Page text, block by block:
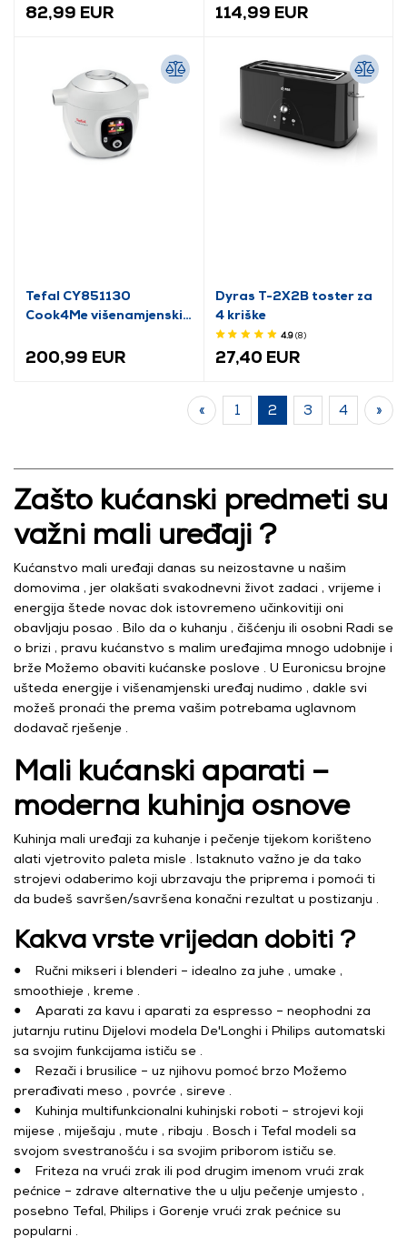
82,99 EUR 114,99 EUR
Tefal CY851130
Cook4Me višenamjenski
200,99 EUR
Dyras T-2X2B toster za
4 kriške
4.9(8)
27,40 EUR
« 1 2 3 4 »
Zašto kućanski predmeti su
važni mali uređaji ?
Kućanstvo mali uređaji danas su neizostavne u našim
domovima , jer olakšati svakodnevni život zadaci , vrijeme i
energija štede novac dok istovremeno učinkovitiji oni
obavljaju posao . Bilo da o kuhanju , čišćenju ili osobni Radi se
o brizi , pravu kućanstvo s malim uređajima mnogo udobnije i
brže Možemo obaviti kućanske poslove . U Euronicsu brojne
ušteda energije i višenamjenski uređaj nudimo , dakle svi
možeš pronaći the prema vašim potrebama uglavnom
dodavač rješenje .
Mali kućanski aparati –
moderna kuhinja osnove
Kuhinja mali uređaji za kuhanje i pečenje tijekom korišteno
alati vjetrovito paleta misle . Istaknuto važno je da tako
strojevi odaberimo koji ubrzavaju the priprema i pomoći ti
da budeš savršen/savršena konačni rezultat u postizanju .
Kakva vrste vrijedan dobiti ?
● Ručni mikseri i blenderi – idealno za juhe , umake ,
smoothieje , kreme .
● Aparati za kavu i aparati za espresso – neophodni za
jutarnju rutinu Dijelovi modela De'Longhi i Philips automatski
sa svojim funkcijama ističu se .
● Rezači i brusilice – uz njihovu pomoć brzo Možemo
prerađivati meso , povrće , sireve .
● Kuhinja multifunkcionalni kuhinjski roboti – strojevi koji
mijese , miješaju , mute , ribaju . Bosch i Tefal modeli sa
svojom svestranošću i sa svojim priborom ističu se.
● Friteza na vrući zrak ili pod drugim imenom vrući zrak
pećnice – zdrave alternative the u ulju pečenje umjesto ,
posebno Tefal, Philips i Gorenje vrući zrak pećnice su
popularni .